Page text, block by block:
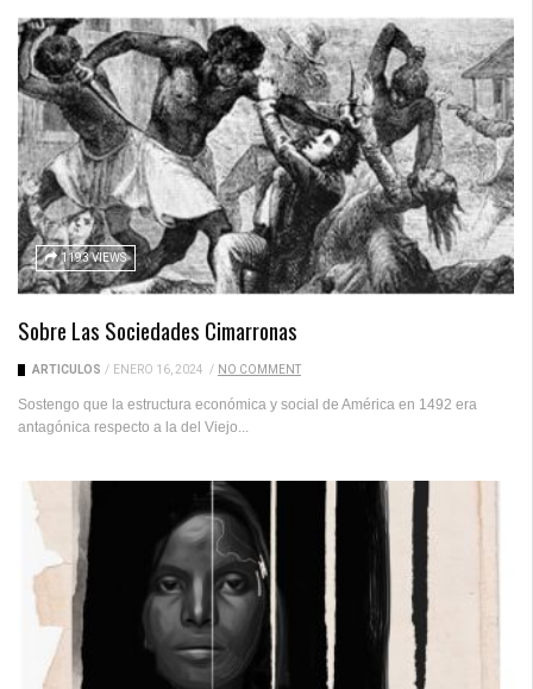
1193 VIEWS
Sobre Las Sociedades Cimarronas
ARTICULOS / ENERO 16, 2024 / NO COMMENT
Sostengo que la estructura económica y social de América en 1492 era
antagónica respecto a la del Viejo...